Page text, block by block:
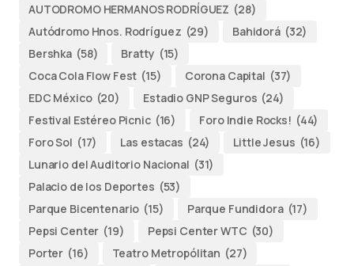
AUTODROMO HERMANOS RODRÍGUEZ (28)
Autódromo Hnos. Rodríguez (29) Bahidorá (32)
Bershka (58) Bratty (15)
Coca Cola Flow Fest (15) Corona Capital (37)
EDC México (20) Estadio GNP Seguros (24)
Festival Estéreo Picnic (16) Foro Indie Rocks! (44)
Foro Sol (17) Las estacas (24) Little Jesus (16)
Lunario del Auditorio Nacional (31)
Palacio de los Deportes (53)
Parque Bicentenario (15) Parque Fundidora (17)
Pepsi Center (19) Pepsi Center WTC (30)
Porter (16) Teatro Metropólitan (27)